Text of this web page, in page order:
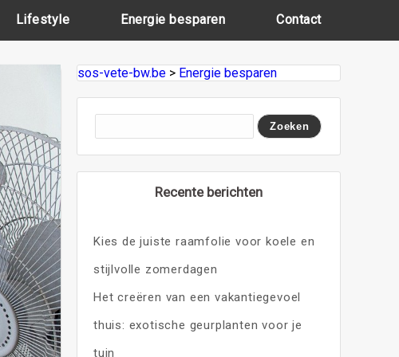
Lifestyle Energie besparen Contact
sos-vete-bw.be> Energie besparen
Recente berichten
Kies de juiste raamfolie voor koele en
stijlvolle zomerdagen
Het creëren van een vakantiegevoel
thuis: exotische geurplanten voor je
tuin